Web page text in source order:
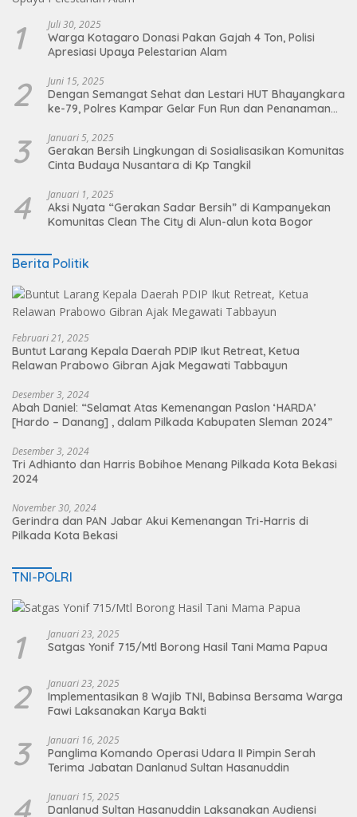
1 Juli 30, 2025
Warga Kotagaro Donasi Pakan Gajah 4 Ton, Polisi
Apresiasi Upaya Pelestarian Alam
2 Juni 15, 2025
Dengan Semangat Sehat dan Lestari HUT Bhayangkara
ke-79, Polres Kampar Gelar Fun Run dan Penanaman
3 Januari 5, 2025
Gerakan Bersih Lingkungan di Sosialisasikan Komunitas
Cinta Budaya Nusantara di Kp Tangkil
4 Januari 1, 2025
Aksi Nyata “Gerakan Sadar Bersih” di Kampanyekan
Komunitas Clean The City di Alun-alun kota Bogor
Berita Politik
Februari 21, 2025
Buntut Larang Kepala Daerah PDIP Ikut Retreat, Ketua
Relawan Prabowo Gibran Ajak Megawati Tabbayun
Desember 3, 2024
Abah Daniel: “Selamat Atas Kemenangan Paslon ‘HARDA’
[Hardo – Danang] , dalam Pilkada Kabupaten Sleman 2024”
Desember 3, 2024
Tri Adhianto dan Harris Bobihoe Menang Pilkada Kota Bekasi
2024
November 30, 2024
Gerindra dan PAN Jabar Akui Kemenangan Tri-Harris di
Pilkada Kota Bekasi
TNI-POLRI
1 Januari 23, 2025
Satgas Yonif 715/Mtl Borong Hasil Tani Mama Papua
2 Januari 23, 2025
Implementasikan 8 Wajib TNI, Babinsa Bersama Warga
Fawi Laksanakan Karya Bakti
3 Januari 16, 2025
Panglima Komando Operasi Udara II Pimpin Serah
Terima Jabatan Danlanud Sultan Hasanuddin
Januari 15, 2025
Danlanud Sultan Hasanuddin Laksanakan Audiensi